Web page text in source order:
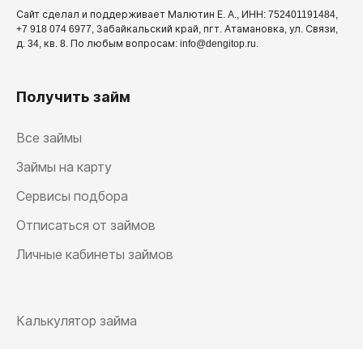
Сайт сделал и поддерживает Малютин Е. А., ИНН: 752401191484,
+7 918 074 6977, Забайкальский край, пгт. Атамановка, ул. Связи,
д. 34, кв. 8. По любым вопросам: info@dengitop.ru.
Получить займ
Все займы
Займы на карту
Сервисы подбора
Отписаться от займов
Личные кабинеты займов
Калькулятор займа